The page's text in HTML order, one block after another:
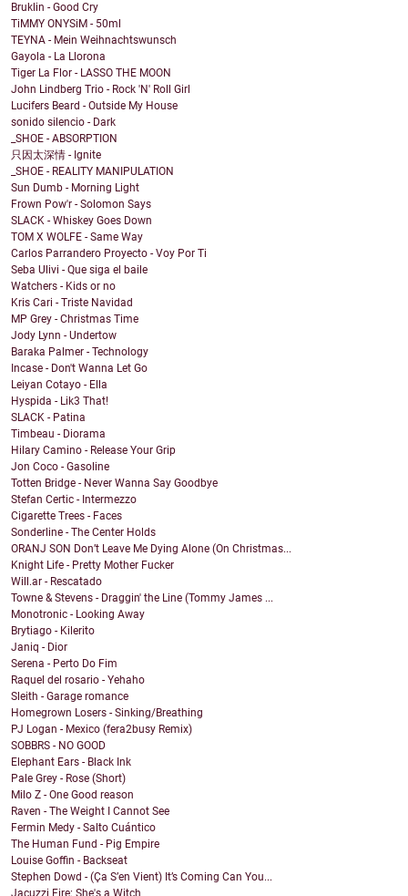
Bruklin - Good Cry
TiMMY ONYSiM - 50ml
TEYNA - Mein Weihnachtswunsch
Gayola - La Llorona
Tiger La Flor - LASSO THE MOON
John Lindberg Trio - Rock 'N' Roll Girl
Lucifers Beard - Outside My House
sonido silencio - Dark
_SHOE - ABSORPTION
只因太深情 - Ignite
_SHOE - REALITY MANIPULATION
Sun Dumb - Morning Light
Frown Pow'r - Solomon Says
SLACK - Whiskey Goes Down
TOM X WOLFE - Same Way
Carlos Parrandero Proyecto - Voy Por Ti
Seba Ulivi - Que siga el baile
Watchers - Kids or no
Kris Cari - Triste Navidad
MP Grey - Christmas Time
Jody Lynn - Undertow
Baraka Palmer - Technology
Incase - Don't Wanna Let Go
Leiyan Cotayo - Ella
Hyspida - Lik3 That!
SLACK - Patina
Timbeau - Diorama
Hilary Camino - Release Your Grip
Jon Coco - Gasoline
Totten Bridge - Never Wanna Say Goodbye
Stefan Certic - Intermezzo
Cigarette Trees - Faces
Sonderline - The Center Holds
ORANJ SON Don’t Leave Me Dying Alone (On Christmas...
Knight Life - Pretty Mother Fucker
Will.ar - Rescatado
Towne & Stevens - Draggin' the Line (Tommy James ...
Monotronic - Looking Away
Brytiago - Kilerito
Janiq - Dior
Serena - Perto Do Fim
Raquel del rosario - Yehaho
Sleith - Garage romance
Homegrown Losers - Sinking/Breathing
PJ Logan - Mexico (fera2busy Remix)
SOBBRS - NO GOOD
Elephant Ears - Black Ink
Pale Grey - Rose (Short)
Milo Z - One Good reason
Raven - The Weight I Cannot See
Fermin Medy - Salto Cuántico
The Human Fund - Pig Empire
Louise Goffin - Backseat
Stephen Dowd - (Ça S’en Vient) It’s Coming Can You...
Jacuzzi Fire: She's a Witch